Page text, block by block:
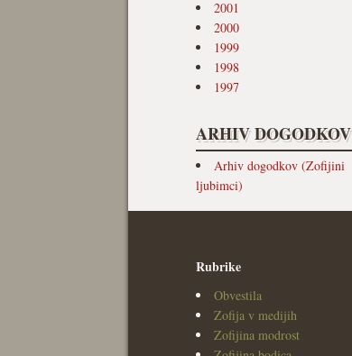
2001
2000
1999
1998
1997
ARHIV DOGODKOV
Arhiv dogodkov (Zofijini
ljubimci)
Rubrike
Obvestila
Zofija v medijih
Zofijina modrost